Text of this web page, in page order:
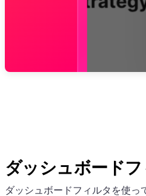
ダッシュボードフ
ダッシュボードフィルタを使っ